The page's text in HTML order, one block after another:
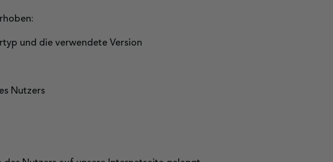
und die verwendete Version
Nutzers